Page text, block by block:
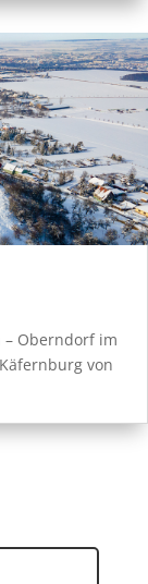
– Oberndorf im
von